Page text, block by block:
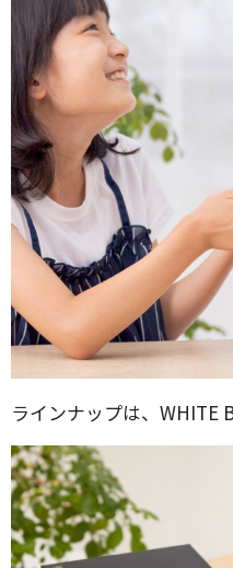
ラインナップは、WHITE